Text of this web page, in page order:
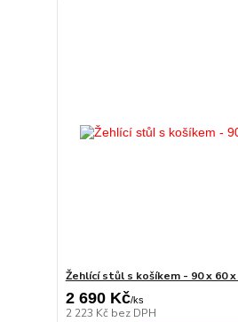
Žehlící stůl s košíkem - 90 x 60 x
2 690 Kč/ks
2 223 Kč bez DPH